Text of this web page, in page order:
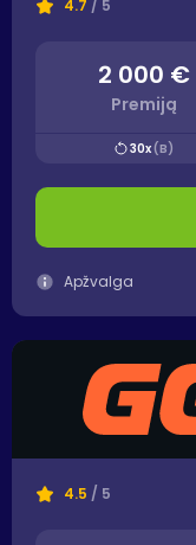
4.7 / 5
2 000 €
Premiją
30x(B)
Apžvalga
4.5 / 5